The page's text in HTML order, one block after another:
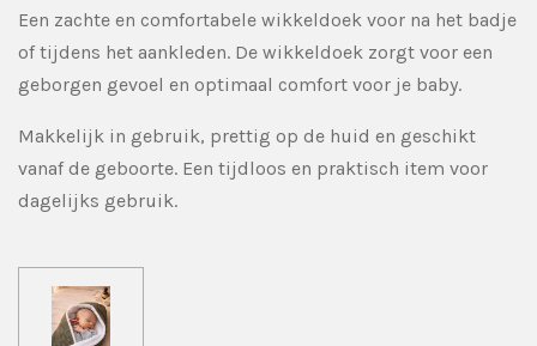
Een zachte en comfortabele wikkeldoek voor na het badje
of tijdens het aankleden. De wikkeldoek zorgt voor een
geborgen gevoel en optimaal comfort voor je baby.
Makkelijk in gebruik, prettig op de huid en geschikt
vanaf de geboorte. Een tijdloos en praktisch item voor
dagelijks gebruik.